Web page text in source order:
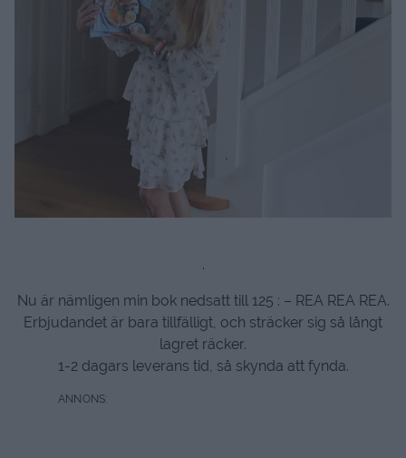
.
Nu är nämligen min bok nedsatt till 125 : – REA REA REA.
Erbjudandet är bara tillfälligt, och sträcker sig så långt
lagret räcker.
1-2 dagars leverans tid, så skynda att fynda.